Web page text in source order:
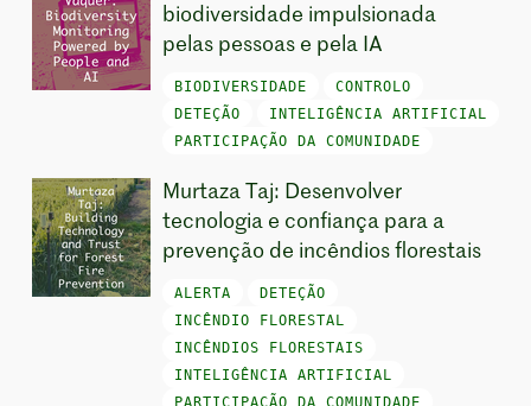
biodiversidade impulsionada
pelas pessoas e pela IA
BIODIVERSIDADE
CONTROLO
DETEÇÃO
INTELIGÊNCIA ARTIFICIAL
PARTICIPAÇÃO DA COMUNIDADE
Murtaza Taj: Desenvolver
tecnologia e confiança para a
prevenção de incêndios florestais
ALERTA
DETEÇÃO
INCÊNDIO FLORESTAL
INCÊNDIOS FLORESTAIS
INTELIGÊNCIA ARTIFICIAL
PARTICIPAÇÃO DA COMUNIDADE